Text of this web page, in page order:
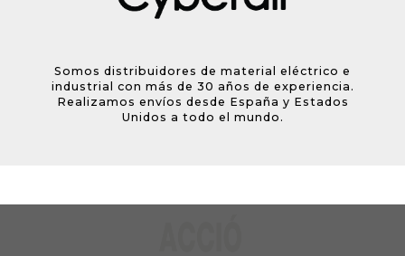
Somos distribuidores de material eléctrico e
industrial con más de 30 años de experiencia.
Realizamos envíos desde España y Estados
Unidos a todo el mundo.